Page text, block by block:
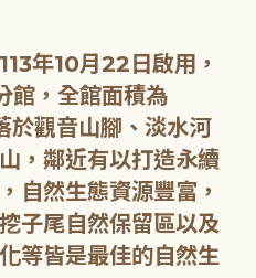
年10月22日啟用，
館，全館面積為
觀音山腳、淡水河
，鄰近有以打造永續
自然生態資源豐富，
子尾自然保留區以及
等皆是最佳的自然生